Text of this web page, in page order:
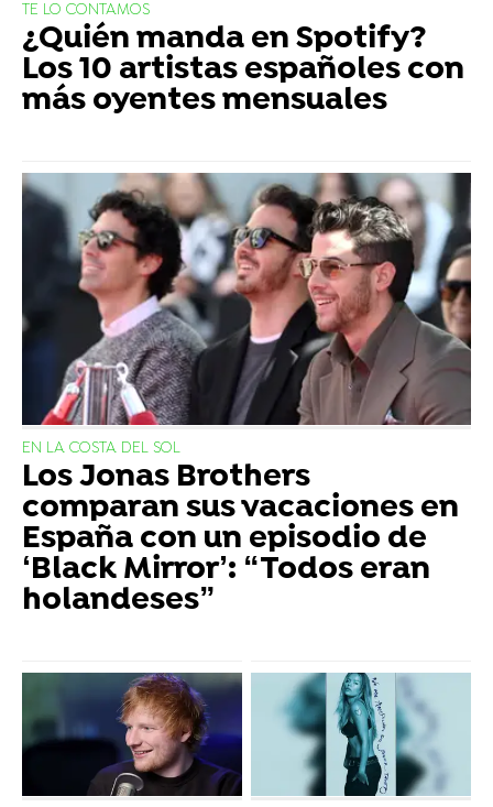
TE LO CONTAMOS
¿Quién manda en Spotify?
Los 10 artistas españoles con
más oyentes mensuales
EN LA COSTA DEL SOL
Los Jonas Brothers
comparan sus vacaciones en
España con un episodio de
‘Black Mirror’: “Todos eran
holandeses”